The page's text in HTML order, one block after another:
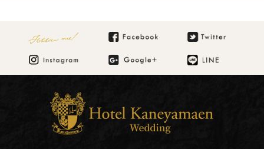
Follow me!